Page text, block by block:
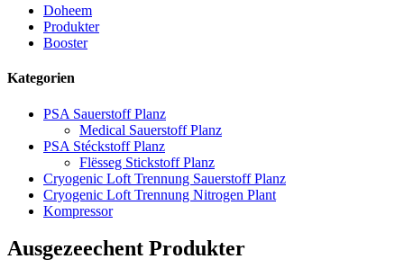
Doheem
Produkter
Booster
Kategorien
PSA Sauerstoff Planz
Medical Sauerstoff Planz
PSA Stéckstoff Planz
Flësseg Stickstoff Planz
Cryogenic Loft Trennung Sauerstoff Planz
Cryogenic Loft Trennung Nitrogen Plant
Kompressor
Ausgezeechent Produkter